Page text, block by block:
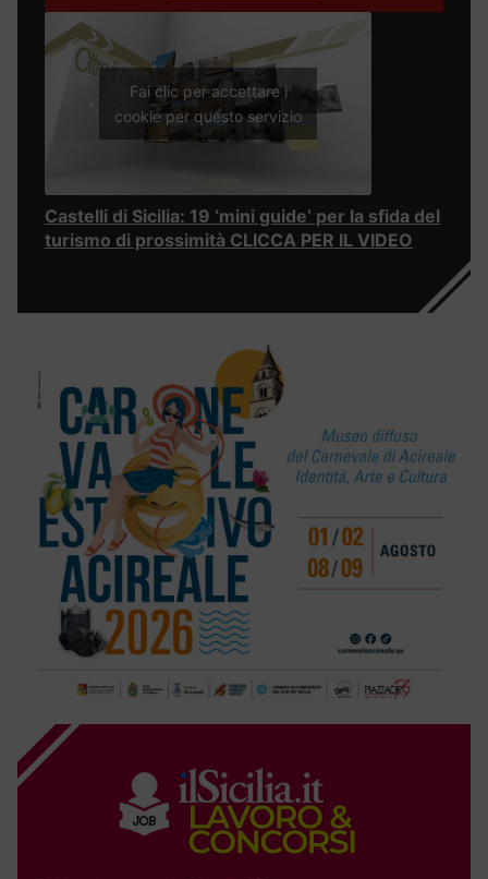
Fai clic per accettare i
cookie per questo servizio
Castelli di Sicilia: 19 ‘mini guide’ per la sfida del
turismo di prossimità CLICCA PER IL VIDEO